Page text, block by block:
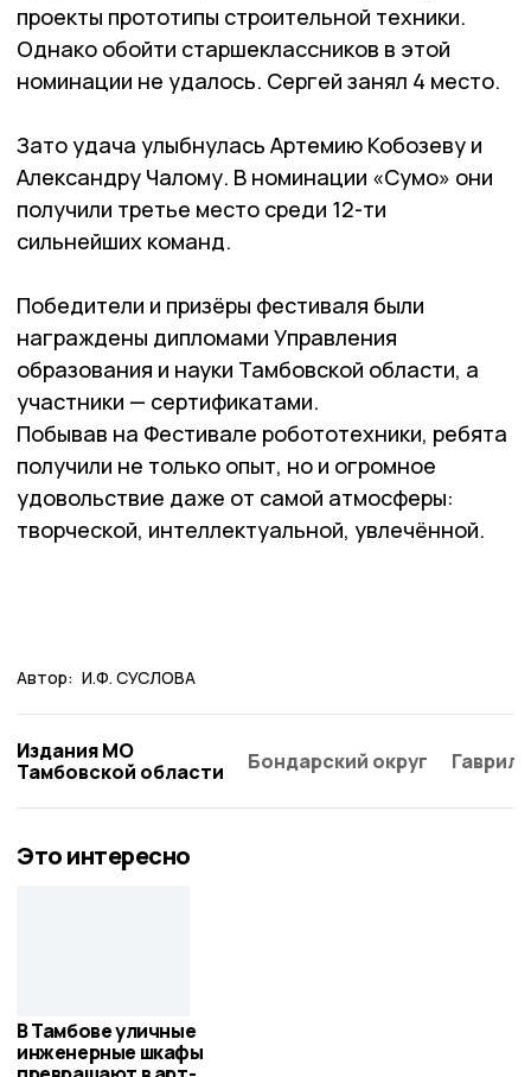
проекты прототипы строительной техники.
Однако обойти старшеклассников в этой
номинации не удалось. Сергей занял 4 мес­то.
Зато удача улыбнулась Артемию Кобозеву и
Алек­са­н­дру Чалому. В номинации «Су­мо» они
получили третье место среди 12-ти
сильнейших ко­манд.
Победители и призёры фес­тиваля были
награждены дипломами Управления
образования и науки Тамбовской области, а
участники — сертификатами.
Побывав на Фестивале робототехники, ребята
получили не только опыт, но и огромное
удовольствие даже от самой атмосферы:
творческой, интеллектуальной, увлечённой.
Автор: И.Ф. СУСЛОВА
Издания МО
Тамбовской области
Бондарский округ
Это интересно
В Тамбове уличные
инженерные шкафы